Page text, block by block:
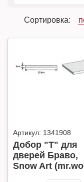
Сортировка:
Артикул: 1341908
Добор "Т" для
дверей Браво,
Snow Art